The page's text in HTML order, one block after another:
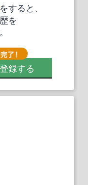
すると、
を
録する